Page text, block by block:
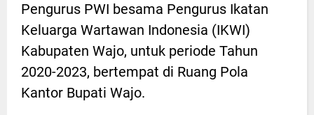
Pengurus PWI besama Pengurus Ikatan
Keluarga Wartawan Indonesia (IKWI)
Kabupaten Wajo, untuk periode Tahun
2020-2023, bertempat di Ruang Pola
Kantor Bupati Wajo.